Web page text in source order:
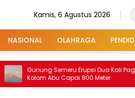
Kamis, 6 Agustus 2026
NASIONAL OLAHRAGA
Gunung Semeru Erupsi Dua Kali Pagi Ini,
Kolom Abu Capai 800 Meter